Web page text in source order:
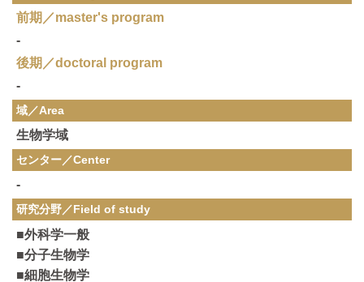
前期／master's program
-
後期／doctoral program
-
域／Area
生物学域
センター／Center
-
研究分野／Field of study
■外科学一般
■分子生物学
■細胞生物学